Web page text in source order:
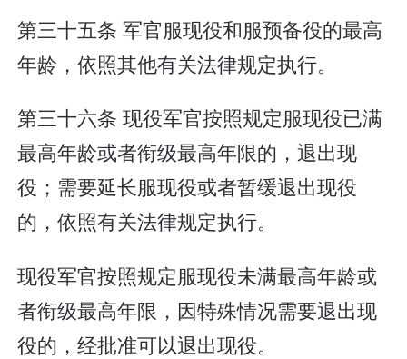
第三十五条 军官服现役和服预备役的最高
年龄，依照其他有关法律规定执行。
第三十六条 现役军官按照规定服现役已满
最高年龄或者衔级最高年限的，退出现
役；需要延长服现役或者暂缓退出现役
的，依照有关法律规定执行。
现役军官按照规定服现役未满最高年龄或
者衔级最高年限，因特殊情况需要退出现
役的，经批准可以退出现役。